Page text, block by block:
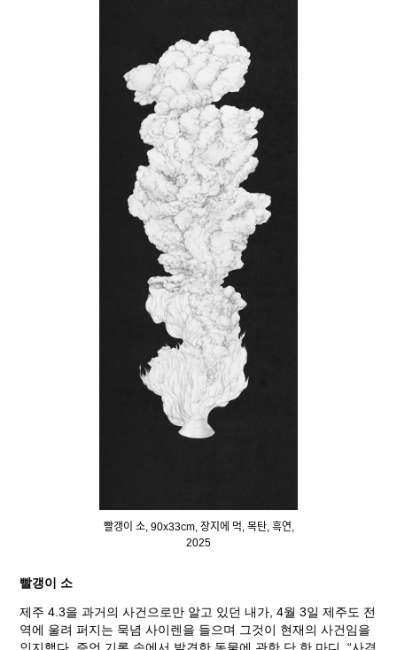
빨갱이 소, 90x33cm, 장지에 먹, 목탄, 흑연,
2025
빨갱이 소
제주 4.3을 과거의 사건으로만 알고 있던 내가, 4월 3일 제주도 전
역에 울려 퍼지는 묵념 사이렌을 들으며 그것이 현재의 사건임을